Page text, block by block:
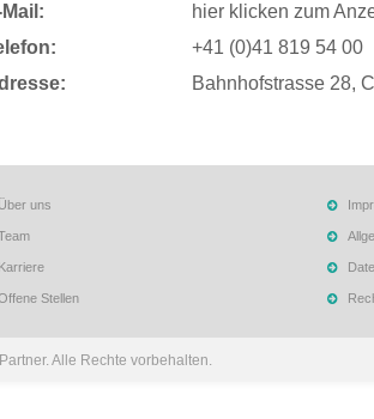
Mail:
hier klicken zum
+41 (0)41 819 54 00
Bahnhofstrasse 28,
Über uns
Karriere
Stellen
Alle Rechte vorbehalten.